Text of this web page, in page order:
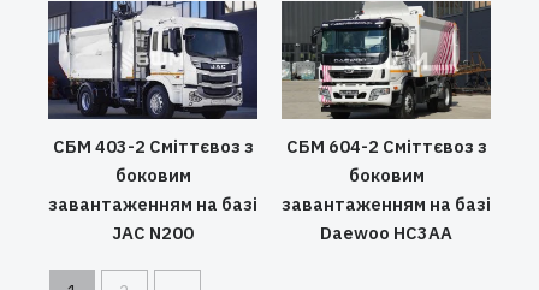
СБМ 403-2 Сміттєвоз з
боковим
завантаженням на базі
JAC N200
СБМ 604-2 Сміттєвоз з
боковим
завантаженням на базі
Daewoo HC3AA